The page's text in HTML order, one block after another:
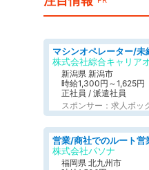
株式会社綜合キャリア
新潟県 新潟市
時給1,300円～1,625円
正社員 / 派遣社員
スポンサー：求人ボッ
株式会社パソナ
福岡県 北九州市